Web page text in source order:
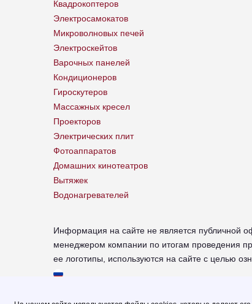
Квадрокоптеров
Электросамокатов
Микроволновых печей
Электроскейтов
Варочных панелей
Кондиционеров
Гироскутеров
Массажных кресел
Проекторов
Электрических плит
Фотоаппаратов
Домашних кинотеатров
Вытяжек
Водонагревателей
Информация на сайте не является публичной
менеджером компании по итогам проведения
ее логотипы, используются на сайте с целью
© 2026.